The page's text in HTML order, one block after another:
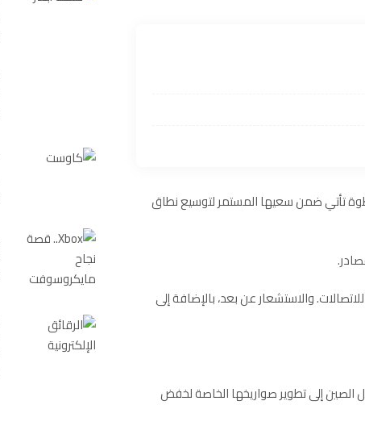
تأتي ضمن سعيها المستمر لتوسيع نطاق
والاستشعار عن بعد، بالإضافة إلى
الصين إلى تطوير صواريخها الخاصة لخفض